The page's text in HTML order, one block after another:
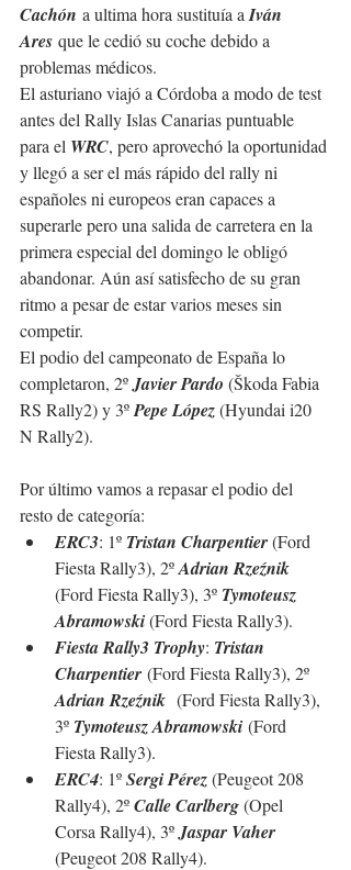
Cachón a ultima hora sustituía a Iván
Ares que le cedió su coche debido a
problemas médicos.
El asturiano viajó a Córdoba a modo de test
antes del Rally Islas Canarias puntuable
para el WRC, pero aprovechó la oportunidad
y llegó a ser el más rápido del rally ni
españoles ni europeos eran capaces a
superarle pero una salida de carretera en la
primera especial del domingo le obligó
abandonar. Aún así satisfecho de su gran
ritmo a pesar de estar varios meses sin
competir.
El podio del campeonato de España lo
completaron, 2º Javier Pardo (Škoda Fabia
RS Rally2) y 3º Pepe López (Hyundai i20
N Rally2).
Por último vamos a repasar el podio del
resto de categoría:
ERC3: 1º Tristan Charpentier (Ford
Fiesta Rally3), 2º Adrian Rzeźnik
(Ford Fiesta Rally3), 3º Tymoteusz
Abramowski (Ford Fiesta Rally3).
Fiesta Rally3 Trophy: Tristan
Charpentier (Ford Fiesta Rally3), 2º
Adrian Rzeźnik (Ford Fiesta Rally3),
3º Tymoteusz Abramowski (Ford
Fiesta Rally3).
ERC4: 1º Sergi Pérez (Peugeot 208
Rally4), 2º Calle Carlberg (Opel
Corsa Rally4), 3º Jaspar Vaher
(Peugeot 208 Rally4).